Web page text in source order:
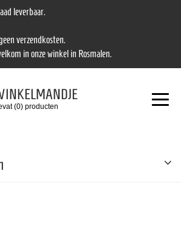
leverbaar.
verzendkosten.
in onze winkel in Rosmalen.
(0) producten